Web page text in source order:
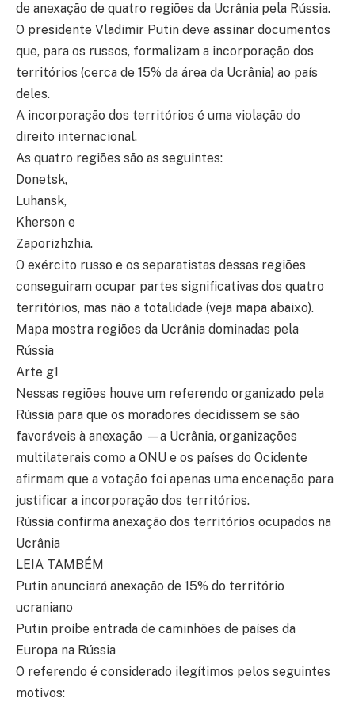
de anexação de quatro regiões da Ucrânia pela Rússia.
O presidente Vladimir Putin deve assinar documentos
que, para os russos, formalizam a incorporação dos
territórios (cerca de 15% da área da Ucrânia) ao país
deles.
A incorporação dos territórios é uma violação do
direito internacional.
As quatro regiões são as seguintes:
Donetsk,
Luhansk,
Kherson e
Zaporizhzhia.
O exército russo e os separatistas dessas regiões
conseguiram ocupar partes significativas dos quatro
territórios, mas não a totalidade (veja mapa abaixo).
Mapa mostra regiões da Ucrânia dominadas pela
Rússia
Arte g1
Nessas regiões houve um referendo organizado pela
Rússia para que os moradores decidissem se são
favoráveis à anexação —a Ucrânia, organizações
multilaterais como a ONU e os países do Ocidente
afirmam que a votação foi apenas uma encenação para
justificar a incorporação dos territórios.
Rússia confirma anexação dos territórios ocupados na
Ucrânia
LEIA TAMBÉM
Putin anunciará anexação de 15% do território
ucraniano
Putin proíbe entrada de caminhões de países da
Europa na Rússia
O referendo é considerado ilegítimos pelos seguintes
motivos: